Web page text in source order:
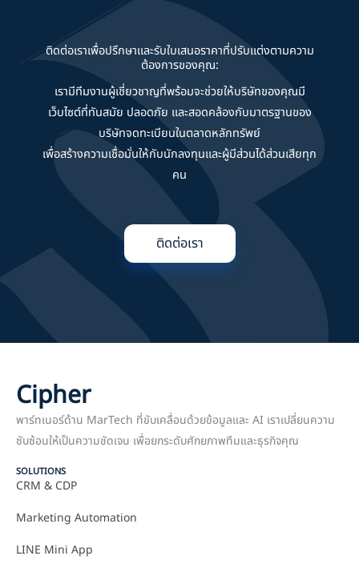
ติดต่อเราเพื่อปรึกษาและรับใบเสนอราคาที่ปรับแต่งตามความ
ต้องการของคุณ:
เรามีทีมงานผู้เชี่ยวชาญที่พร้อมจะช่วยให้บริษัทของคุณมี
เว็บไซต์ที่ทันสมัย ปลอดภัย และสอดคล้องกับมาตรฐานของ
บริษัทจดทะเบียนในตลาดหลักทรัพย์
เพื่อสร้างความเชื่อมั่นให้กับนักลงทุนและผู้มีส่วนได้ส่วนเสียทุก
คน
ติดต่อเรา
Cipher
พาร์ทเนอร์ด้าน MarTech ที่ขับเคลื่อนด้วยข้อมูลและ AI เราเปลี่ยนความ
ซับซ้อนให้เป็นความชัดเจน เพื่อยกระดับศักยภาพทีมและธุรกิจคุณ
SOLUTIONS
CRM & CDP
Marketing Automation
LINE Mini App